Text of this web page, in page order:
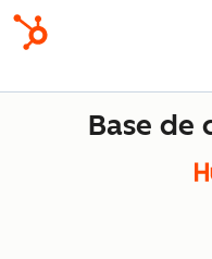
Base de